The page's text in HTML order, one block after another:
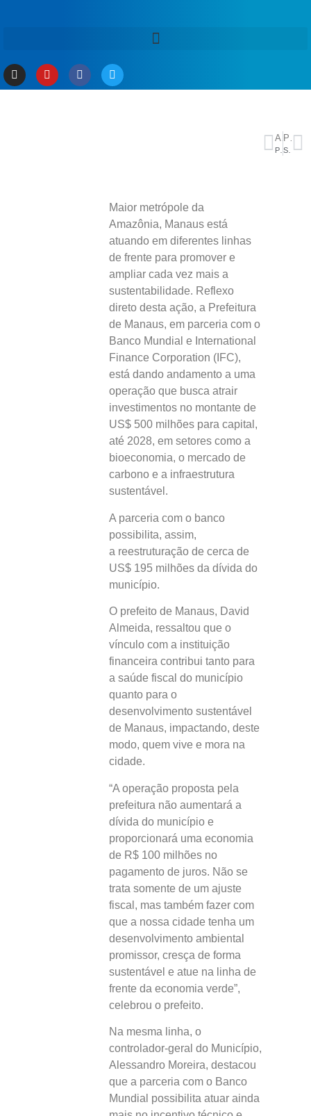
Maior metrópole da
Amazônia, Manaus está
atuando em diferentes linhas
de frente para promover e
ampliar cada vez mais a
sustentabilidade. Reflexo
direto desta ação, a Prefeitura
de Manaus, em parceria com o
Banco Mundial e International
Finance Corporation (IFC),
está dando andamento a uma
operação que busca atrair
investimentos no montante de
US$ 500 milhões para capital,
até 2028, em setores como a
bioeconomia, o mercado de
carbono e a infraestrutura
sustentável.
A parceria com o banco
possibilita, assim,
a reestruturação de cerca de
US$ 195 milhões da dívida do
município.
O prefeito de Manaus, David
Almeida, ressaltou que o
vínculo com a instituição
financeira contribui tanto para
a saúde fiscal do município
quanto para o
desenvolvimento sustentável
de Manaus, impactando, deste
modo, quem vive e mora na
cidade.
“A operação proposta pela
prefeitura não aumentará a
dívida do município e
proporcionará uma economia
de R$ 100 milhões no
pagamento de juros. Não se
trata somente de um ajuste
fiscal, mas também fazer com
que a nossa cidade tenha um
desenvolvimento ambiental
promissor, cresça de forma
sustentável e atue na linha de
frente da economia verde”,
celebrou o prefeito.
Na mesma linha, o
controlador-geral do Município,
Alessandro Moreira, destacou
que a parceria com o Banco
Mundial possibilita atuar ainda
ANTERIOR
Pela 14ª rodada da série D: Nacional-AM vence Humaitá fora de casa, elimina time acreano e garante liderança do grupo 1
PRÓXIMO
Starlink: por que antena de Musk tem rendido multa a motoristas no Brasil